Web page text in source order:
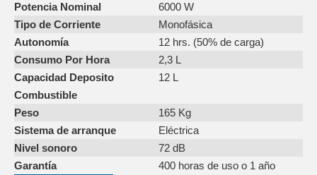
Potencia Nominal
6000 W
Tipo de Corriente
Monofásica
Autonomía
12 hrs. (50% de carga)
Consumo Por Hora
2,3 L
Capacidad Deposito
Combustible
12 L
Peso
165 Kg
Sistema de arranque
Eléctrica
Nivel sonoro
72 dB
Garantía
400 horas de uso o 1 año